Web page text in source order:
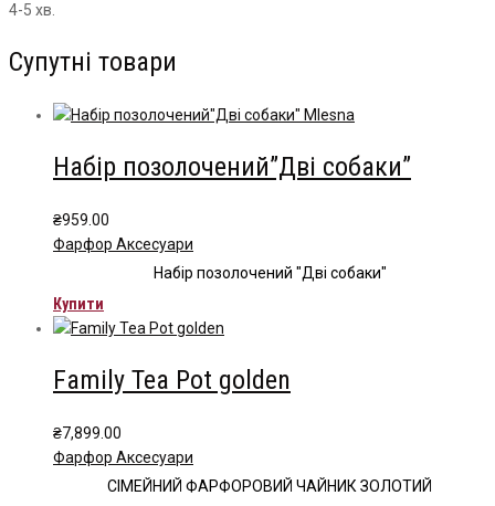
4-5 хв.
Супутні товари
Набір позолочений”Дві собаки”
₴959.00
Фарфор Аксесуари
Набір позолочений "Дві собаки"
Купити
Family Tea Pot golden
₴7,899.00
Фарфор Аксесуари
СІМЕЙНИЙ ФАРФОРОВИЙ ЧАЙНИК ЗОЛОТИЙ